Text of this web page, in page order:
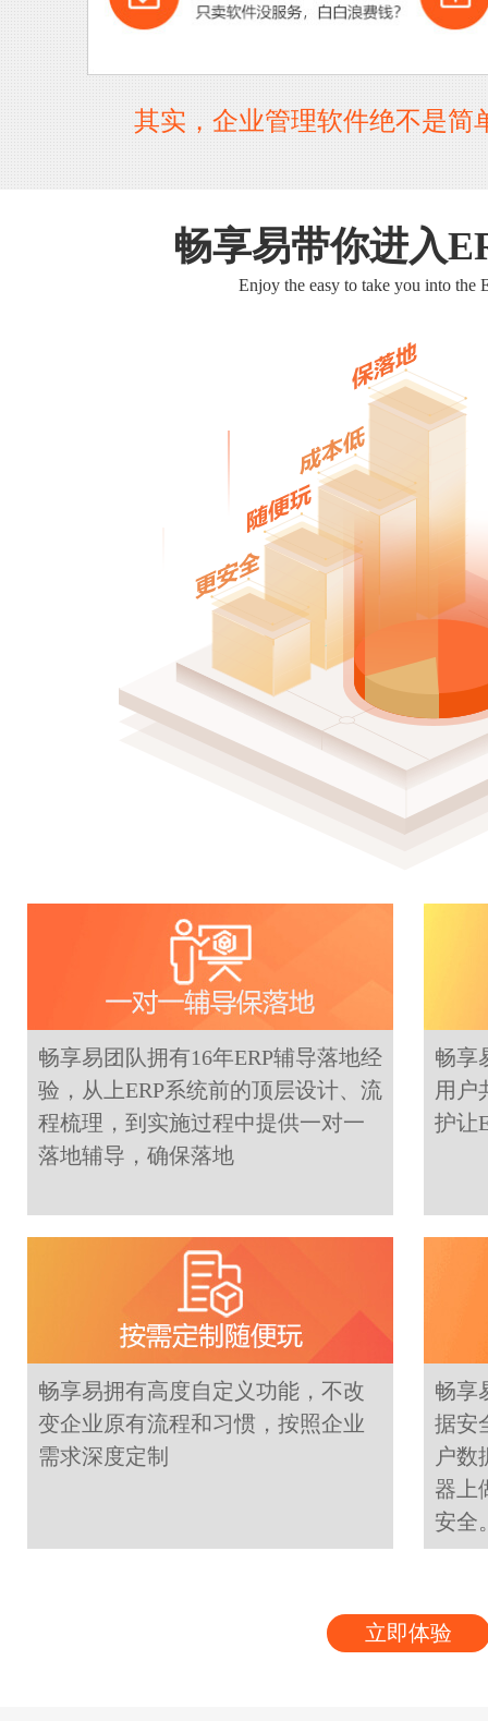
其实，企业管理软件绝不是
畅享易带你进入
Enjoy the easy to take you into the
畅享易团队拥有16年ERP辅导落地经
验，从上ERP系统前的顶层设计、流
程梳理，到实施过程中提供一对一
落地辅导，确保落地
畅享
用户
护让
畅享易拥有高度自定义功能，不改
变企业原有流程和习惯，按照企业
需求深度定制
畅享
据安
户数
器上
安全
立即体验